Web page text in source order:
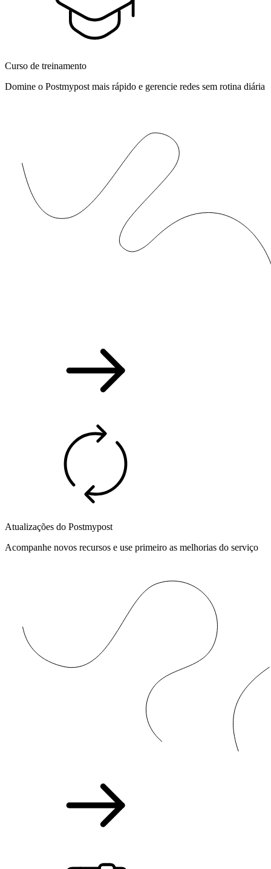
Curso de treinamento
Domine o Postmypost mais rápido e gerencie redes sem rotina diária
Atualizações do Postmypost
Acompanhe novos recursos e use primeiro as melhorias do serviço